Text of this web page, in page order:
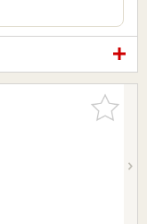
お気に入
りに追加